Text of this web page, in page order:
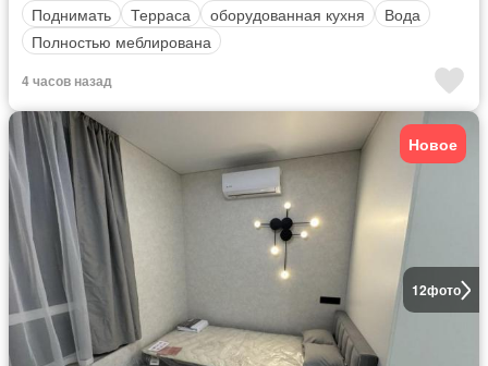
Поднимать
Терраса оборудованная кухня
Вода
Полностью меблирована
4 часов назад
12фото
Новое